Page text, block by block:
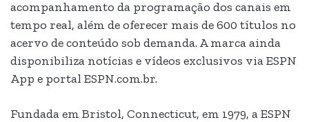
acompanhamento da programação dos canais em
tempo real, além de oferecer mais de 600 títulos no
acervo de conteúdo sob demanda. A marca ainda
disponibiliza notícias e vídeos exclusivos via ESPN
App e portal ESPN.com.br.
Fundada em Bristol, Connecticut, em 1979, a ESPN